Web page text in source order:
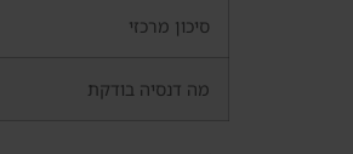
סיכון מרכזי
מה דנסיה בודקת